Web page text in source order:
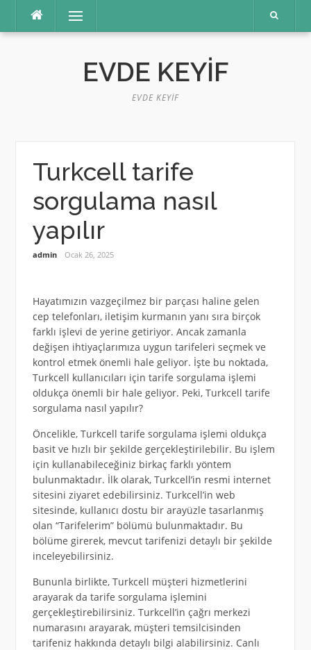
Menü
EVDE KEYIF
EVDE KEYIF
Turkcell tarife
sorgulama nasıl
yapılır
admin Ocak 26, 2025
Hayatımızın vazgeçilmez bir parçası haline gelen
cep telefonları, iletişim kurmanın yanı sıra birçok
farklı işlevi de yerine getiriyor. Ancak zamanla
değişen ihtiyaçlarımıza uygun tarifeleri seçmek ve
kontrol etmek önemli hale geliyor. İşte bu noktada,
Turkcell kullanıcıları için tarife sorgulama işlemi
oldukça önemli bir hale geliyor. Peki, Turkcell tarife
sorgulama nasıl yapılır?
Öncelikle, Turkcell tarife sorgulama işlemi oldukça
basit ve hızlı bir şekilde gerçekleştirilebilir. Bu işlem
için kullanabileceğiniz birkaç farklı yöntem
bulunmaktadır. İlk olarak, Turkcell’in resmi internet
sitesini ziyaret edebilirsiniz. Turkcell’in web
sitesinde, kullanıcı dostu bir arayüzle tasarlanmış
olan “Tarifelerim” bölümü bulunmaktadır. Bu
bölüme girerek, mevcut tarifenizi detaylı bir şekilde
inceleyebilirsiniz.
Bununla birlikte, Turkcell müşteri hizmetlerini
arayarak da tarife sorgulama işlemini
gerçekleştirebilirsiniz. Turkcell’in çağrı merkezi
numarasını arayarak, müşteri temsilcisinden
tarifeniz hakkında detaylı bilgi alabilirsiniz. Canlı